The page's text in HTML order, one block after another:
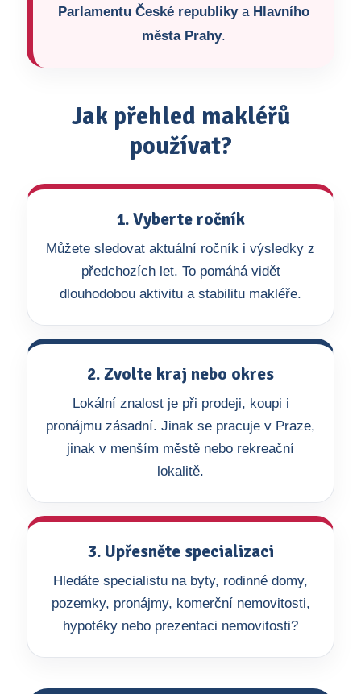
Parlamentu České republikya Hlavního
města Prahy.
Jak přehled makléřů
používat?
1. Vyberte ročník
Můžete sledovat aktuální ročník i výsledky z
předchozích let. To pomáhá vidět
dlouhodobou aktivitu a stabilitu makléře.
2. Zvolte kraj nebo okres
Lokální znalost je při prodeji, koupi i
pronájmu zásadní. Jinak se pracuje v Praze,
jinak v menším městě nebo rekreační
lokalitě.
3. Upřesněte specializaci
Hledáte specialistu na byty, rodinné domy,
pozemky, pronájmy, komerční nemovitosti,
hypotéky nebo prezentaci nemovitosti?